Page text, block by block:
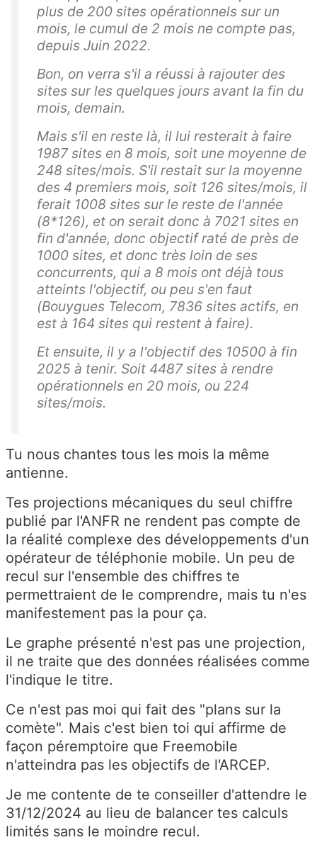
plus de 200 sites opérationnels sur un
mois, le cumul de 2 mois ne compte pas,
depuis Juin 2022.
Bon, on verra s'il a réussi à rajouter des
sites sur les quelques jours avant la fin du
mois, demain.
Mais s'il en reste là, il lui resterait à faire
1987 sites en 8 mois, soit une moyenne de
248 sites/mois. S'il restait sur la moyenne
des 4 premiers mois, soit 126 sites/mois, il
ferait 1008 sites sur le reste de l'année
(8*126), et on serait donc à 7021 sites en
fin d'année, donc objectif raté de près de
1000 sites, et donc très loin de ses
concurrents, qui a 8 mois ont déjà tous
atteints l'objectif, ou peu s'en faut
(Bouygues Telecom, 7836 sites actifs, en
est à 164 sites qui restent à faire).
Et ensuite, il y a l'objectif des 10500 à fin
2025 à tenir. Soit 4487 sites à rendre
opérationnels en 20 mois, ou 224
sites/mois.
Tu nous chantes tous les mois la même
antienne.
Tes projections mécaniques du seul chiffre
publié par l'ANFR ne rendent pas compte de
la réalité complexe des développements d'un
opérateur de téléphonie mobile. Un peu de
recul sur l'ensemble des chiffres te
permettraient de le comprendre, mais tu n'es
manifestement pas la pour ça.
Le graphe présenté n'est pas une projection,
il ne traite que des données réalisées comme
l'indique le titre.
Ce n'est pas moi qui fait des "plans sur la
comète". Mais c'est bien toi qui affirme de
façon péremptoire que Freemobile
n'atteindra pas les objectifs de l'ARCEP.
Je me contente de te conseiller d'attendre le
31/12/2024 au lieu de balancer tes calculs
limités sans le moindre recul.